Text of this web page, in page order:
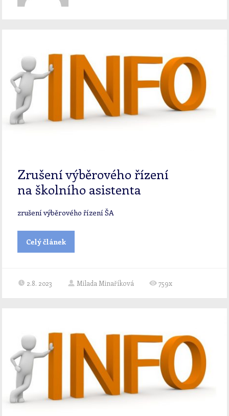
Zrušení výběrového řízení
na školního asistenta
zrušení výběrového řízení ŠA
Celý článek
2.8. 2023 Milada Minaříková 759x